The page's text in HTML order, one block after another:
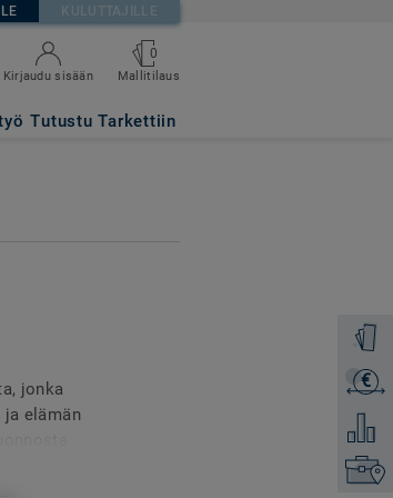
KULUTTAJILLE
Kirjaudu sisään
0
Mallitilaus
Tutustu Tarkettiin
Tilaa
€
Lisää
Etsi
jonka
elämän